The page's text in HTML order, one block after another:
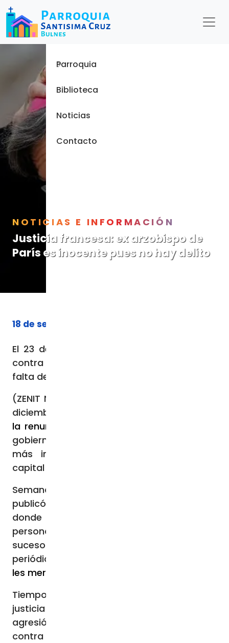
NOTICIAS E INFORMACIÓN
Justicia francesa: ex arzobispo de
París es inocente pues no hay delito
18 de septiembre de 2023
El 23 de agosto de 2023 el procedimiento
contra Mons. Aupetit fue desestimado por
falta de delito.
(ZENIT Noticias / París, 17.09.2023).- El 2 de
diciembre de 2021 el
la renuncia del arzobispo Michel Aupetit
gobierno pastoral de una de las diócesis
más importantes del mundo: la de la
capital francesa.
Semanas antes el medio francés Point
publicó una historia no muy clara pero
donde se le acusaba de acoso contra una
persona adulta vulnerable, en un supuesto
suceso que se remontaba a 2012. Incluso el
periódico
les merecieron una denuncia
Tiempo después, en diciembre de 2022, la
justicia francesa abrió un expediente por
agresión sexual a persona vulnerable
contra Mons. Michel Aupetit, luego de que la
Menu
Inicio
Parroquia
Biblioteca
Noticias
Contacto